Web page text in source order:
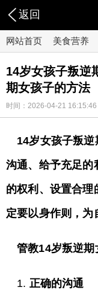
返回
网站首页 美食营养
14岁女孩子叛逆
期女孩子的方法
时间：2026-04-21 16:15:46
14岁女孩子叛
沟通、给予充足的
的权利、设置合理
定要以身作则，为
管教14岁叛逆
1. 正确的沟通